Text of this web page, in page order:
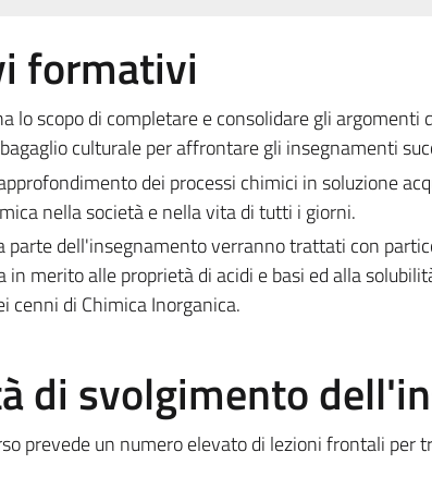
formativi
lo scopo di completare e consolidare gli argomenti
culturale per affrontare gli insegnamenti
dei processi chimici in soluzione
nella società e nella vita di tutti i giorni.
parte dell'insegnamento verranno trattati con
in merito alle proprietà di acidi e basi ed alla
cenni di Chimica Inorganica.
di svolgimento
prevede un numero elevato di lezioni frontali per